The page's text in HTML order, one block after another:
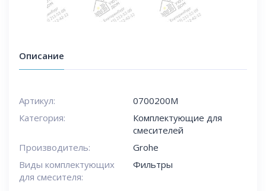
Описание
Артикул:
0700200M
Категория:
Комплектующие для
смесителей
Производитель:
Grohe
Виды комплектующих
для смесителя:
Фильтры